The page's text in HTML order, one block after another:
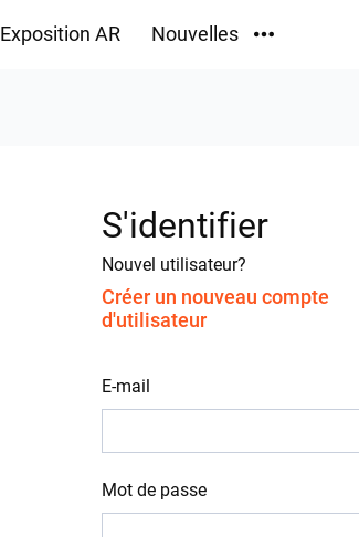
Exposition AR Nouvelles
S'identifier
Nouvel utilisateur?
Créer un nouveau compte
d'utilisateur
E-mail
Mot de passe